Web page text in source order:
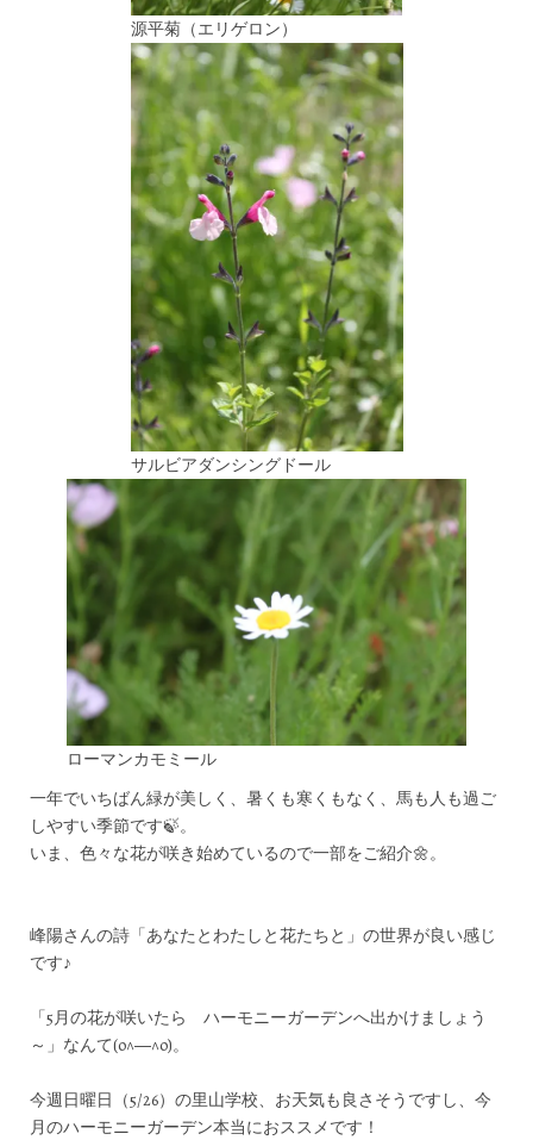
源平菊（エリゲロン）
サルビアダンシングドール
ローマンカモミール
一年でいちばん緑が美しく、暑くも寒くもなく、馬も人も過ご
しやすい季節です🍃。
いま、色々な花が咲き始めているので一部をご紹介🌼。
峰陽さんの詩「あなたとわたしと花たちと」の世界が良い感じ
です♪
「5月の花が咲いたら ハーモニーガーデンへ出かけましょう
～」なんて(o^―^o)。
今週日曜日（5/26）の里山学校、お天気も良さそうですし、今
月のハーモニーガーデン本当におススメです！